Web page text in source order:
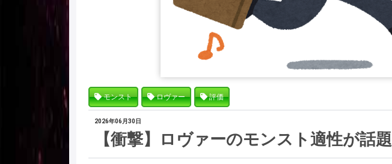
モンスト ロヴァー 評価
2026年06月30日
【衝撃】ロヴァーのモンスト適性が話